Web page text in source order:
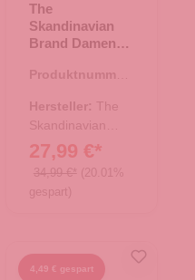
The
Skandinavian
Brand Damen
Quer - schwarz
Produktnummer:
Hersteller: The
Skandinavian
Brand
27,99 €*
34,99 €* (20.01%
gespart)
4,49 € gespart